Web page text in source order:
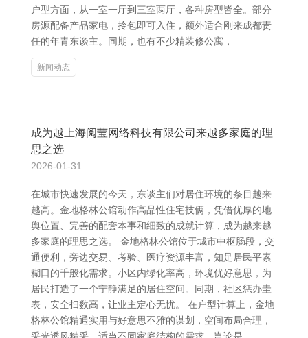
户型方面，从一室一厅到三室两厅，各种房型皆全。部分
房源配备产品家电，拎包即可入住，额外适合刚来成都责
任的年青东谈主。同期，也有不少精装修公寓，
新闻动态
成为越上海阅莹网络科技有限公司来越多家庭的理
思之选
2026-01-31
在城市快速发展的今天，东谈主们对居住环境的条目越来
越高。金地格林公馆动作高品性住宅技俩，凭借优厚的地
舆位置、完善的配套本事和细致的成就计算，成为越来越
多家庭的理思之选。 金地格林公馆位于城市中枢肠段，交
通便利，旁边交易、考验、医疗资源丰富，知足居民平素
糊口的千般化需求。小区内绿化率高，环境优好意思，为
居民打造了一个宁静满足的居住空间。同期，社区惩办圭
表，安全扫数高，让业主定心无忧。 在户型计算上，金地
格林公馆精通实用与好意思不雅的谋划，空间布局合理，